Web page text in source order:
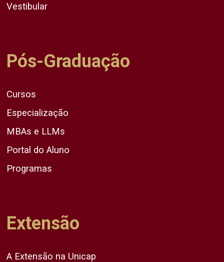
Vestibular
Pós-Graduação
Cursos
Especialização
MBAs e LLMs
Portal do Aluno
Programas
Extensão
A Extensão na Unicap